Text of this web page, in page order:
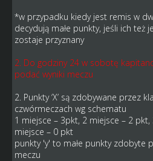
*w przypadku kiedy jest remis w
decydują małe punkty, jeśli ich też
zostaje przyznany
2. Do godziny 24 w sobotę
podać wyniki meczu
2. Punkty ‘X’ są zdobywane przez
czwórmeczach wg schematu
1 miejsce – 3pkt, 2 miejsce – 2
miejsce – 0 pkt
punkty 'y' to małe punkty zdobyte
meczu